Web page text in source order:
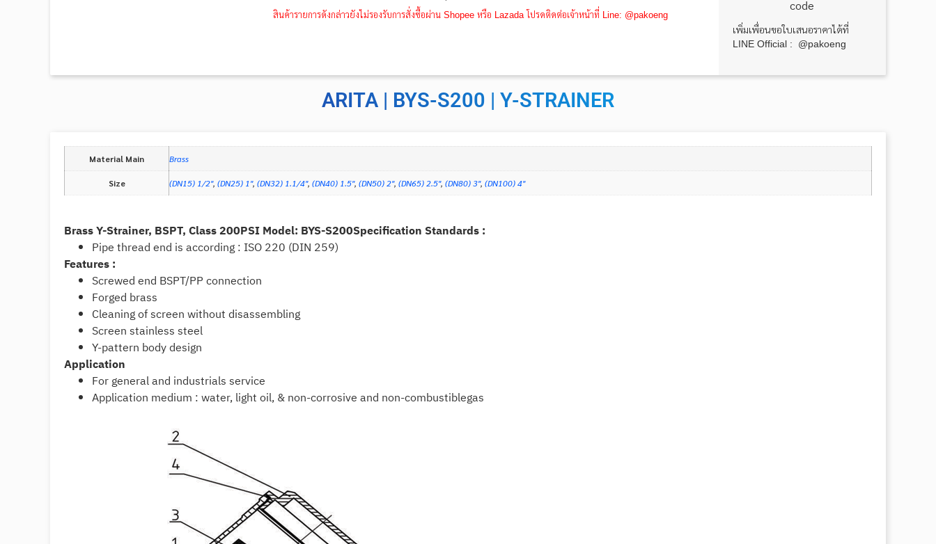
สินค้ารายการดังกล่าวยังไม่รองรับการสั่งซื้อผ่าน Shopee หรือ Lazada โปรดติดต่อเจ้าหน้าที่ Line: @pakoeng
เพิ่มเพื่อนขอใบเสนอราคาได้ที่
LINE Official : @pakoeng
ARITA | BYS-S200 | Y-STRAINER
Material Main Brass
Size (DN15) 1/2", (DN25) 1", (DN32) 1.1/4", (DN40) 1.5", (DN50) 2", (DN65) 2.5", (DN80) 3", (DN100) 4"
Brass Y-Strainer, BSPT, Class 200PSI Model: BYS-S200Specification Standards :
Pipe thread end is according : ISO 220 (DIN 259)
Features :
Screwed end BSPT/PP connection
Forged brass
Cleaning of screen without disassembling
Screen stainless steel
Y-pattern body design
Application
For general and industrials service
Application medium : water, light oil, & non-corrosive and non-combustiblegas